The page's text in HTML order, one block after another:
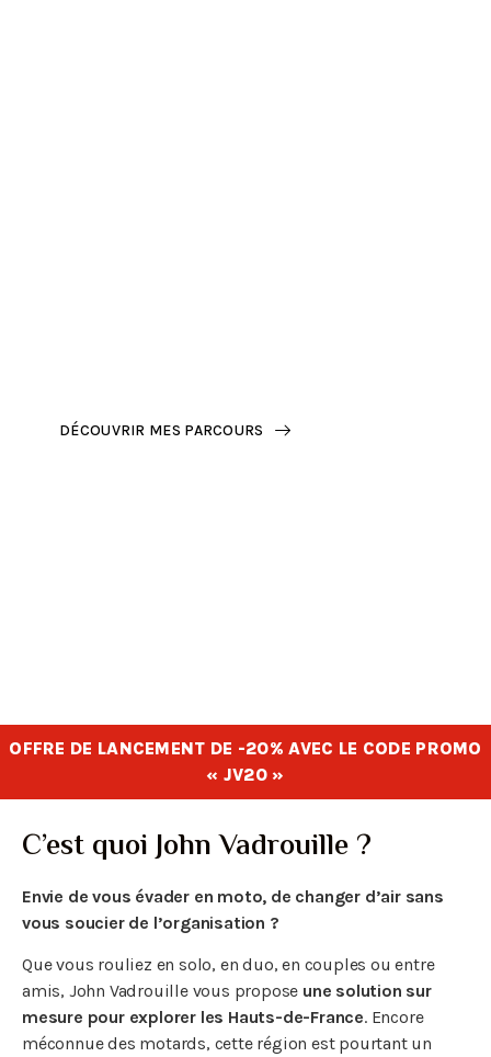
DÉCOUVRIR MES PARCOURS
OFFRE DE LANCEMENT DE -20% AVEC LE CODE PROMO
« JV20 »
C’est quoi John Vadrouille ?
Envie de vous évader en moto, de changer d’air sans
vous soucier de l’organisation ?
Que vous rouliez en solo, en duo, en couples ou entre
amis, John Vadrouille vous propose une solution sur
mesure pour explorer les Hauts-de-France. Encore
méconnue des motards, cette région est pourtant un